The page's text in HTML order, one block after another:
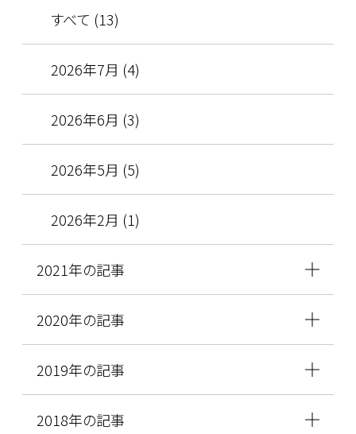
すべて (13)
2026年7月 (4)
2026年6月 (3)
2026年5月 (5)
2026年2月 (1)
2021年の記事
2020年の記事
2019年の記事
2018年の記事